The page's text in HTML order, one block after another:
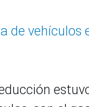
de vehículos